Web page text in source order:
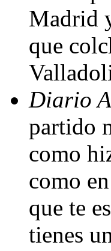
Madrid
que
Diario
partido
como
como
que te
tienes